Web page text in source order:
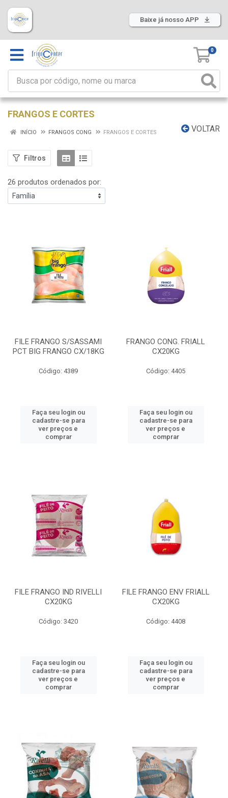
Baixe já nosso APP
0
FRANGOS E CORTES
VOLTAR
INÍCIO FRANGOS CONG FRANGOS E CORTES
Filtros
26 produtos ordenados por:
FILE FRANGO S/SASSAMI
PCT BIG FRANGO CX/18KG
Código: 4389
Faça seu login ou
cadastre-se para
ver preços e
comprar
FRANGO CONG. FRIALL
CX20KG
Código: 4405
Faça seu login ou
cadastre-se para
ver preços e
comprar
FILE FRANGO IND RIVELLI
CX20KG
Código: 3420
Faça seu login ou
cadastre-se para
ver preços e
comprar
FILE FRANGO ENV FRIALL
CX20KG
Código: 4408
Faça seu login ou
cadastre-se para
ver preços e
comprar